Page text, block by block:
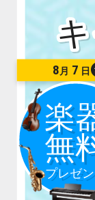
8 月 7 日